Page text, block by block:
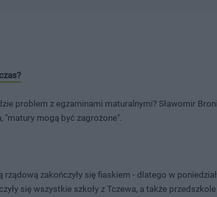
problem z egzaminami maturalnymi? Sławomir
"matury mogą być zagrożone".
zakończyły się fiaskiem - dlatego w
się wszystkie szkoły z Tczewa, a także przedszkole